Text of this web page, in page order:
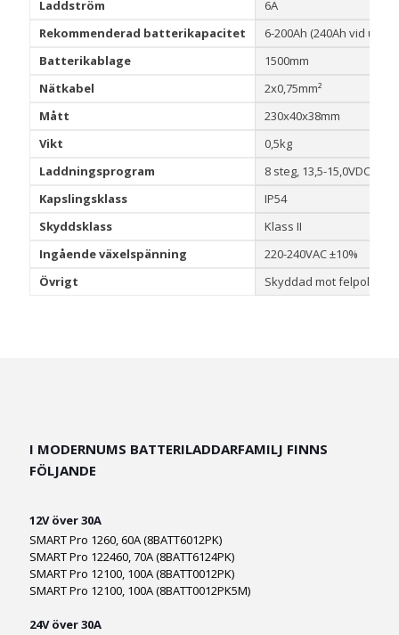
Laddström
6A
Rekommenderad batterikapacitet
6-200Ah (240Ah vid
Batterikablage
1500mm
Nätkabel
2x0,75mm²
Mått
230x40x38mm
Vikt
0,5kg
Laddningsprogram
8 steg, 13,5-15,0VDC
Kapslingsklass
IP54
Skyddsklass
Klass II
Ingående växelspänning
220-240VAC ±10%
Övrigt
Skyddad mot
I MODERNUMS BATTERILADDARFAMILJ FINNS
FÖLJANDE
12V över 30A
SMART Pro 1260, 60A (8BATT6012PK)
SMART Pro 122460, 70A (8BATT6124PK)
SMART Pro 12100, 100A (8BATT0012PK)
SMART Pro 12100, 100A (8BATT0012PK5M)
24V över 30A